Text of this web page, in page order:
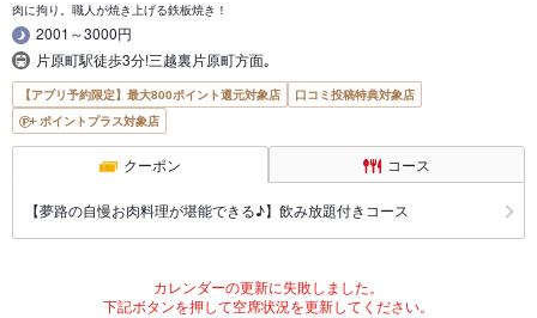
肉に拘り。職人が焼き上げる鉄板焼き！
2001～3000円
片原町駅徒歩3分!三越裏片原町方面｡
【アプリ予約限定】最大800ポイント還元対象店
口コミ投稿特典対象店
ポイントプラス対象店
クーポン コース
【夢路の自慢お肉料理が堪能できる♪】飲み放題付きコース
カレンダーの更新に失敗しました。
下記ボタンを押して空席状況を更新してください。